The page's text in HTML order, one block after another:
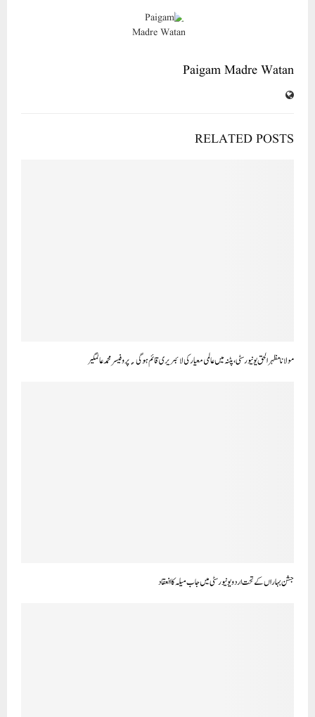
Paigam Madre Watan
RELATED POSTS
مولانا مظہر الحق یونیورسٹی،پٹنہ میں عالمی معیار کی لائبریری قائم ہوگی؍پروفیسر محمد عالمگیر
جشن بہاراں کے تحت اردو یونیورسٹی میں جاب میلہ کا انعقاد